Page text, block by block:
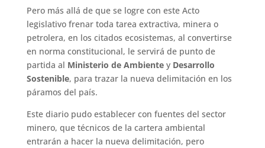
Pero más allá de que se logre con este Acto
legislativo frenar toda tarea extractiva, minera o
petrolera, en los citados ecosistemas, al convertirse
en norma constitucional, le servirá de punto de
partida al Ministerio de Ambientey Desarrollo
Sostenible, para trazar la nueva delimitación en los
páramos del país.
Este diario pudo establecer con fuentes del sector
minero, que técnicos de la cartera ambiental
entrarán a hacer la nueva delimitación, pero